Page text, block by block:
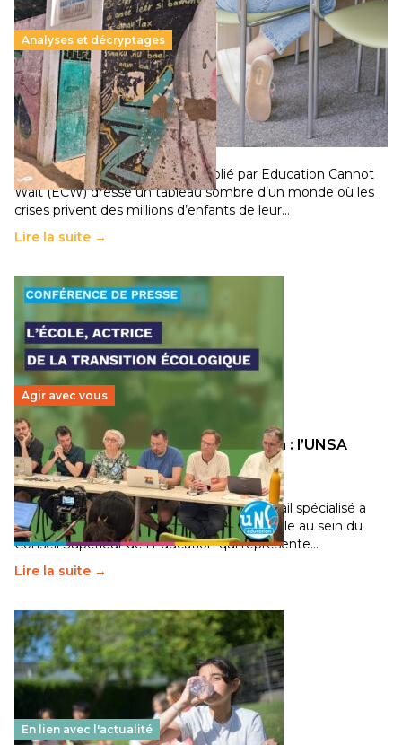
Analyses et décryptages
258 millions d’enfants victimes de la guerre, des
chocs climatiques et des déplacements de
population
11 juillet 2026- National
Un nouveau rapport mondial publié par Education Cannot
Wait (ECW) dresse un tableau sombre d’un monde où les
crises privent des millions d’enfants de leur…
Lire la suite →
Agir avec vous
Transition écologique de l’éducation : l’UNSA
Éducation fait bouger les lignes
30 juin 2026-National
Pendant plusieurs mois, un groupe de travail spécialisé a
travaillé sur la transition écologique de l’Ecole au sein du
Conseil Supérieur de l’Éducation qui représente…
Lire la suite →
En lien avec l'actualité